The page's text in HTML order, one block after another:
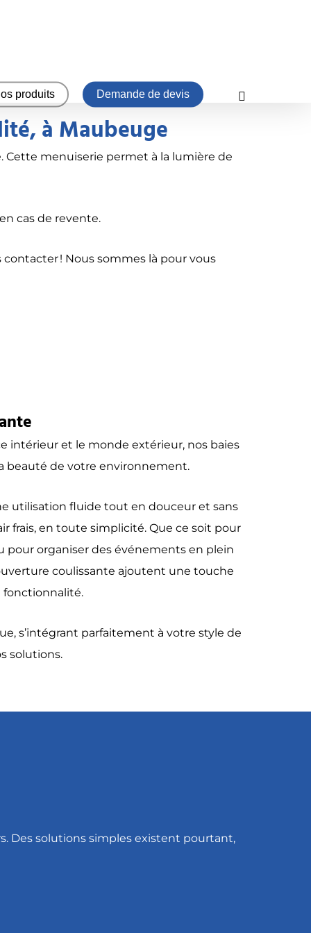
produits Demande de devis
à Maubeuge
Cette menuiserie permet à la lumière de
cas de revente.
! Nous sommes là pour vous
intérieur et le monde extérieur, nos baies
beauté de votre environnement.
utilisation fluide tout en douceuret sans
frais, en toute simplicité. Que ce soit pour
pour organiser des événements en plein
coulissante ajoutent une touche
fonctionnalité.
s’intégrant parfaitement à votre style de
solutions.
Des solutions simples existent pourtant,